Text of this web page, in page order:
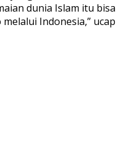
dunia Islam itu bisa
Indonesia,” ucap